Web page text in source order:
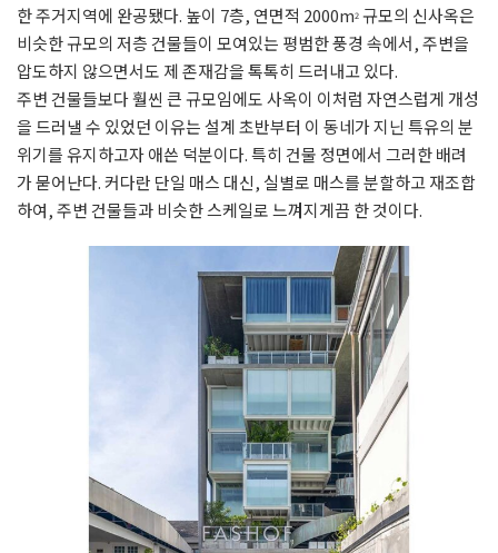
한 주거지역에 완공됐다. 높이 7층, 연면적 2000m2 규모의 신사옥은
비슷한 규모의 저층 건물들이 모여있는 평범한 풍경 속에서, 주변을
압도하지 않으면서도 제 존재감을 톡톡히 드러내고 있다.
주변 건물들보다 훨씬 큰 규모임에도 사옥이 이처럼 자연스럽게 개성
을 드러낼 수 있었던 이유는 설계 초반부터 이 동네가 지닌 특유의 분
위기를 유지하고자 애쓴 덕분이다. 특히 건물 정면에서 그러한 배려
가 묻어난다. 커다란 단일 매스 대신, 실별로 매스를 분할하고 재조합
하여, 주변 건물들과 비슷한 스케일로 느껴지게끔 한 것이다.